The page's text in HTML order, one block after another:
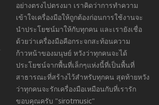
อย่างตรงไปตรงมา เราคิดว่าการทำความ
เข้าใจเครื่องมือให้ถูกต้องก่อนการใช้งานจะ
นำประโยชน์มาให้กับทุกคน และเรายังเชื่อ
ด้วยว่าเครื่องมือคือกระจกสะท้อนความ
ก้าวหน้าของมนุษย์ หวังว่าทุกคนจะได้
ประโยชน์จากพื้นที่เล็กๆแห่งนี้ที่เป็นพื้นที่
สาธารณะที่สร้างไว้สำหรับทุกคน สุดท้ายหวัง
ว่าทุกคนจะรักเครื่องมือเหมือนกับที่เรารัก
ขอบคุณครับ "sirotmusic"